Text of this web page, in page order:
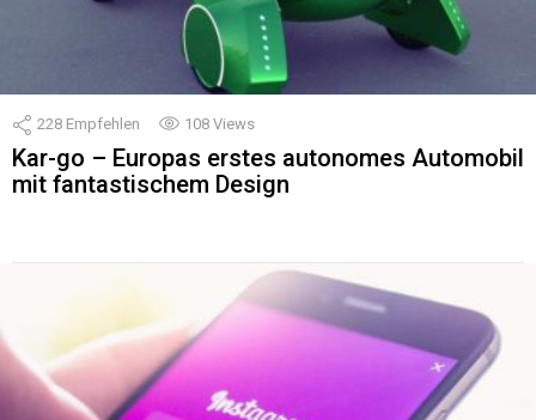
228 Empfehlen 108 Views
Kar-go – Europas erstes autonomes Automobil
mit fantastischem Design